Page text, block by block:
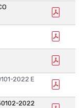
2022 E
2022